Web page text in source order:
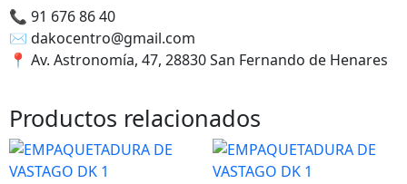
📞 91 676 86 40
✉️ dakocentro@gmail.com
📍 Av. Astronomía, 47, 28830 San Fernando de Henares
Productos relacionados
ofrecemos y
cómo poder
mejorar con
tu ayuda.
Experiencia
Para que
nuestra web